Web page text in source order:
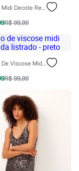
Vestido Midi Decote Redondo Texturizado Preto
R$ 99,99
Vestido De Viscose Midi Com Fenda Listrado - Preto
R$ 99,99